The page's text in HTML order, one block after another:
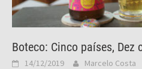
Boteco: Cinco países, Dez
14/12/2019 Marcelo Costa